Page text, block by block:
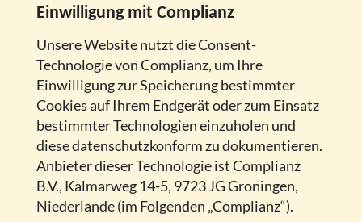
Einwilligung mit Complianz
Unsere Website nutzt die Consent-
Technologie von Complianz, um Ihre
Einwilligung zur Speicherung bestimmter
Cookies auf Ihrem Endgerät oder zum Einsatz
bestimmter Technologien einzuholen und
diese datenschutzkonform zu dokumentieren.
Anbieter dieser Technologie ist Complianz
B.V., Kalmarweg 14-5, 9723 JG Groningen,
Niederlande (im Folgenden „Complianz“).